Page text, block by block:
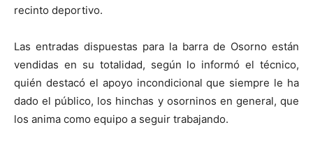
recinto deportivo.
Las entradas dispuestas para la barra de Osorno están
vendidas en su totalidad, según lo informó el técnico,
quién destacó el apoyo incondicional que siempre le ha
dado el público, los hinchas y osorninos en general, que
los anima como equipo a seguir trabajando.